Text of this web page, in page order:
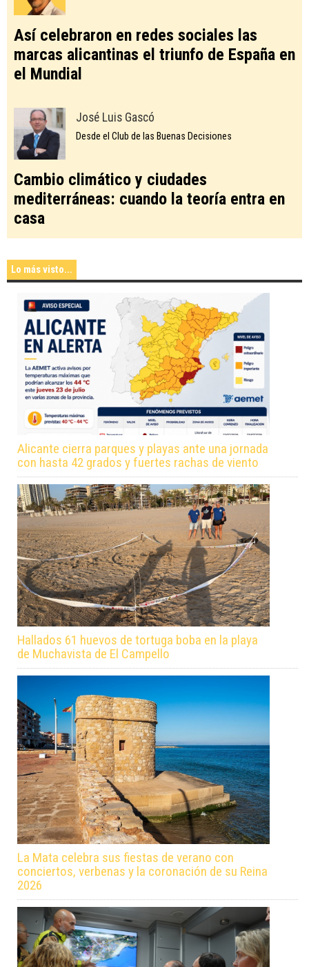
Así celebraron en redes sociales las
marcas alicantinas el triunfo de España en
el Mundial
José Luis Gascó
Desde el Club de las Buenas Decisiones
Cambio climático y ciudades
mediterráneas: cuando la teoría entra en
casa
Lo más visto...
Alicante cierra parques y playas ante una jornada
con hasta 42 grados y fuertes rachas de viento
Hallados 61 huevos de tortuga boba en la playa
de Muchavista de El Campello
La Mata celebra sus fiestas de verano con
conciertos, verbenas y la coronación de su Reina
2026